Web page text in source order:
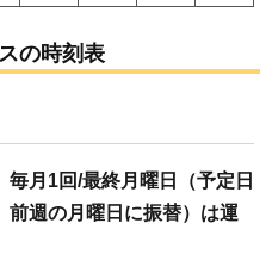
の時刻表
月1回/最終月曜日（予定日
前週の月曜日に振替）は運